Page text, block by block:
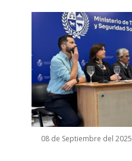
08 de Septiembre del 2025